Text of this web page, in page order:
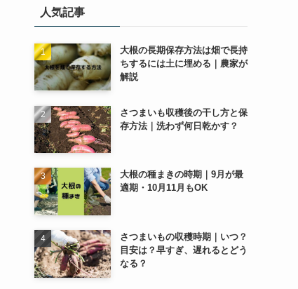
ー人気記事
大根の長期保存方法は畑で長持
ちするには土に埋める｜農家が
解説
さつまいも収穫後の干し方と保
存方法｜洗わず何日乾かす？
大根の種まきの時期｜9月が最
適期・10月11月もOK
さつまいもの収穫時期｜いつ？
目安は？早すぎ、遅れるとどう
なる？